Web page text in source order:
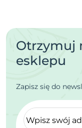
Otrzymuj
esklepu
Zapisz się do